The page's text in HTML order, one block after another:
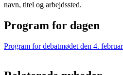
navn, titel og arbejdssted.
Program for dagen
Program for debatmødet den 4.